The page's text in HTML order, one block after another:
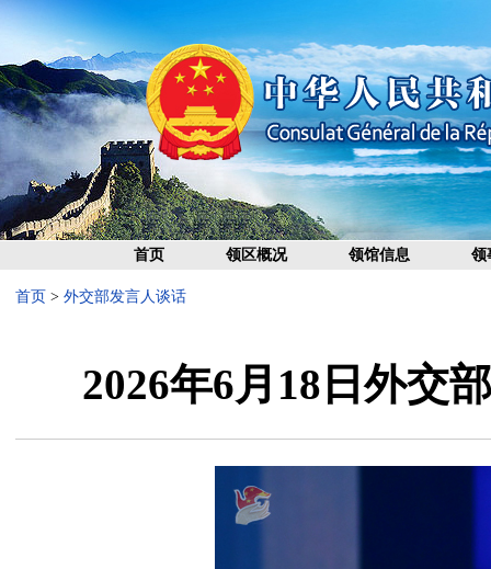
首页 领区概况 领馆信息 领
首页 > 外交部发言人谈话
2026年6月18日外交